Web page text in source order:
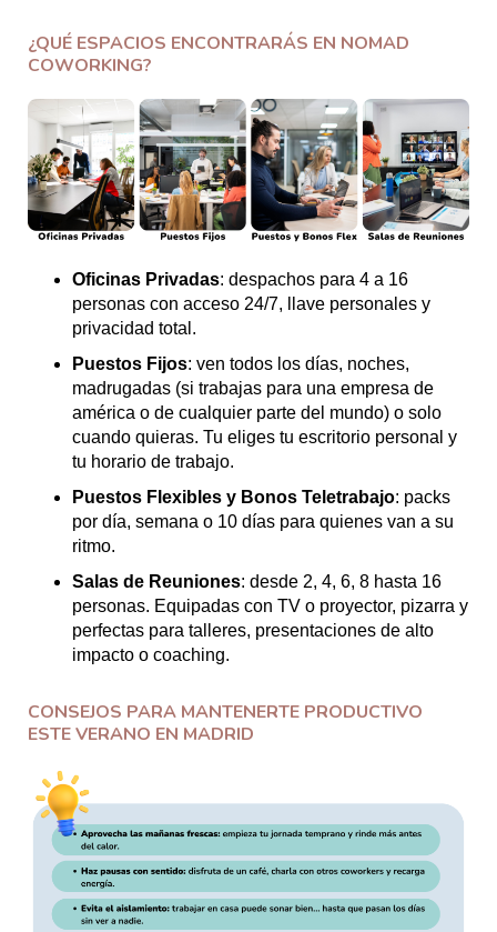
¿QUÉ ESPACIOS ENCONTRARÁS EN NOMAD
COWORKING?
Oficinas Privadas: despachos para 4 a 16
personas con acceso 24/7, llave personales y
privacidad total.
Puestos Fijos: ven todos los días, noches,
madrugadas (si trabajas para una empresa de
américa o de cualquier parte del mundo) o solo
cuando quieras. Tu eliges tu escritorio personal y
tu horario de trabajo.
Puestos Flexibles y Bonos Teletrabajo: packs
por día, semana o 10 días para quienes van a su
ritmo.
Salas de Reuniones: desde 2, 4, 6, 8 hasta 16
personas. Equipadas con TV o proyector, pizarra y
perfectas para talleres, presentaciones de alto
impacto o coaching.
CONSEJOS PARA MANTENERTE PRODUCTIVO
ESTE VERANO EN MADRID